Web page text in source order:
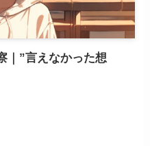
｜”言えなかった想